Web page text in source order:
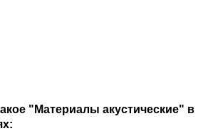
"Материалы акустические" в